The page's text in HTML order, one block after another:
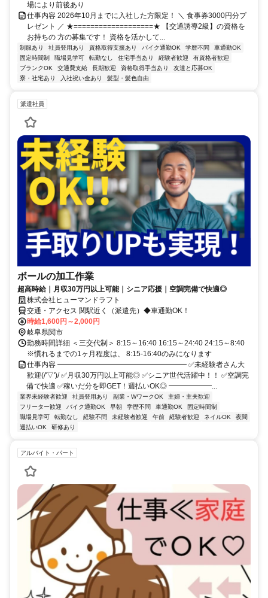
場により前後あり
仕事内容 2026年10月までに入社した方限定！ ＼ 食事券3000円分プ
レゼント ／ ★===================★ 【交通誘導2級】の資格を
お持ちの 方の募集です！ 資格を活かして...
制服あり 社員登用あり 資格取得支援あり バイク通勤OK 学歴不問
車通勤OK
固定時間制
職場見学可 転勤なし 住宅手当あり 経験者歓迎
有資格者歓迎
ブランクOK
交通費支給 長期歓迎 資格取得手当あり
友達と応募OK
寮・社宅あり
入社祝い金あり 髪型・髪色自由
派遣社員
ボールの加工作業
超高時給｜月収30万円以上可能｜シニア応援｜空調完備で快適◎
株式会社ヒューマンドラフト
交通・アクセス 関駅近く（派遣先）◆車通勤OK！
時給1,600円～2,000円
岐阜県関市
勤務時間詳細 ＜三交代制＞ 8:15～16:40 16:15～24:40 24:15～8:40
※慣れるまでの1ヶ月程度は、 8:15-16:40のみになります
仕事内容 ━━━━━━━━━━━━━━━━━━ ✅未経験者さん大
歓迎(/'▽')/ ✅月収30万円以上可能◎ ✅シニア世代活躍中！！ ✅空調完
備で快適 ✅稼いだ分を即GET！週払いOK◎ ━━━━━━...
業界未経験者歓迎 社員登用あり 副業・WワークOK
主婦・主夫歓迎
フリーター歓迎
バイク通勤OK 早朝 学歴不問 車通勤OK
固定時間制
職場見学可
転勤なし 経験不問 未経験者歓迎 午前 経験者歓迎 ネイルOK
夜間
週払いOK
研修あり
アルバイト・パート